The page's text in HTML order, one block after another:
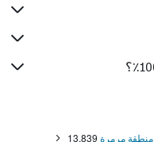
منطقة مرمرة 13,839